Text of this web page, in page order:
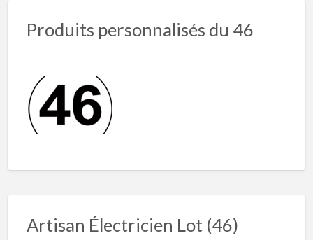
Produits personnalisés du 46
Artisan Électricien Lot (46)